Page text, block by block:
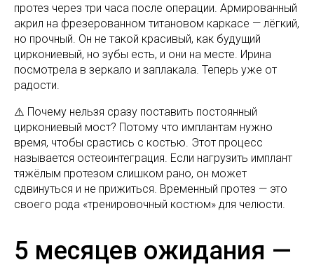
протез через три часа после операции. Армированный
акрил на фрезерованном титановом каркасе — лёгкий,
но прочный. Он не такой красивый, как будущий
циркониевый, но зубы есть, и они на месте. Ирина
посмотрела в зеркало и заплакала. Теперь уже от
радости.
⚠️ Почему нельзя сразу поставить постоянный
циркониевый мост? Потому что имплантам нужно
время, чтобы срастись с костью. Этот процесс
называется остеоинтеграция. Если нагрузить имплант
тяжёлым протезом слишком рано, он может
сдвинуться и не прижиться. Временный протез — это
своего рода «тренировочный костюм» для челюсти.
5 месяцев ожидания —